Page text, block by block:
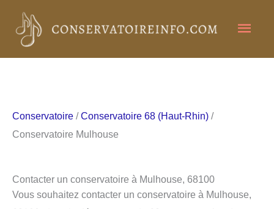
contenu
Conservatoire /Conservatoire 68 (Haut-Rhin) /
Conservatoire Mulhouse
Contacter un conservatoire à Mulhouse, 68100
Vous souhaitez contacter un conservatoire à Mulhouse,